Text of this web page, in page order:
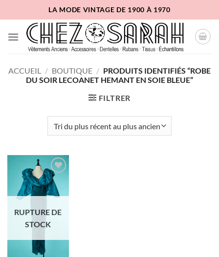
au
contenu
LA MODE VINTAGE DE 1900 À 1970
ACCUEIL / BOUTIQUE / PRODUITS IDENTIFIÉS “ROBE
DU SOIR LECOANET HEMANT EN SOIE BLEUE”
FILTRER
Ajouter
à la liste
d'envies
RUPTURE DE
STOCK